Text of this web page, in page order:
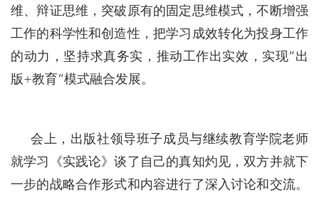
维、辩证思维，突破原有的固定思维模式，不断增强
工作的科学性和创造性，把学习成效转化为投身工作
的动力，坚持求真务实，推动工作出实效，实现“出
版+教育”模式融合发展。
会上，出版社领导班子成员与继续教育学院老师
就学习《实践论》谈了自己的真知灼见，双方并就下
一步的战略合作形式和内容进行了深入讨论和交流。